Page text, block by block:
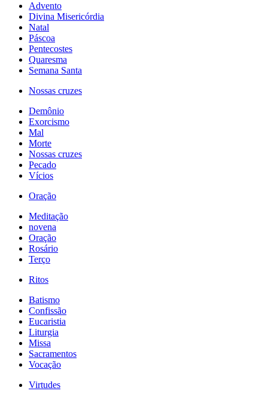
Advento
Divina Misericórdia
Natal
Páscoa
Pentecostes
Quaresma
Semana Santa
Nossas cruzes
Demônio
Exorcismo
Mal
Morte
Nossas cruzes
Pecado
Vícios
Oração
Meditação
novena
Oração
Rosário
Terço
Ritos
Batismo
Confissão
Eucaristia
Liturgia
Missa
Sacramentos
Vocação
Virtudes